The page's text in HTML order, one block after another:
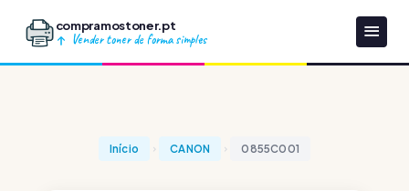
compramostoner.pt
Vender toner de forma simples
Início CANON 0855C001